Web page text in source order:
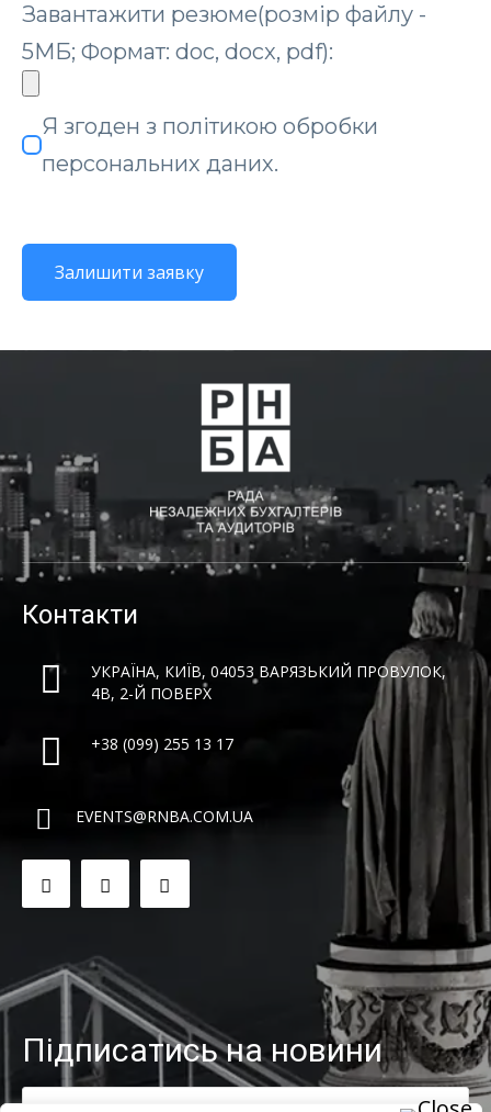
Завантажити резюме(розмір файлу -
5МБ; Формат: doc, docx, pdf):
Я згоден з політикою обробки
персональних даних.
Контакти
УКРАЇНА, КИЇВ, 04053 ВАРЯЗЬКИЙ ПРОВУЛОК,
4B, 2-Й ПОВЕРХ
+38 (099) 255 13 17
EVENTS@RNBA.COM.UA
Підписатись на новини